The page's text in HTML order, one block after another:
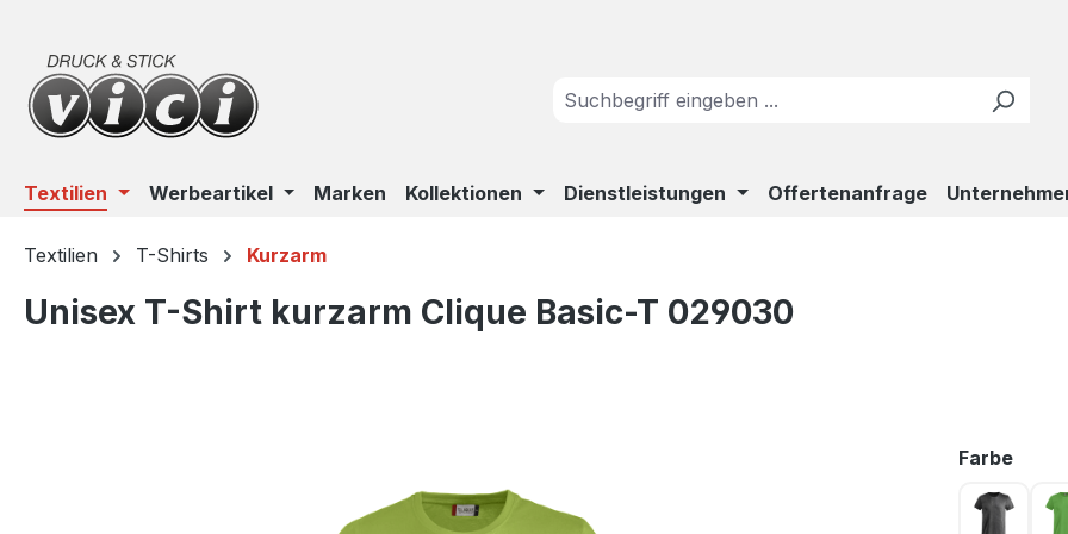
Textilien Werbeartikel Marken Kollektionen Dienstleistungen Offertenanfrage
Textilien T-Shirts Kurzarm
Unisex T-Shirt kurzarm Clique Basic-T 029030
Farbe